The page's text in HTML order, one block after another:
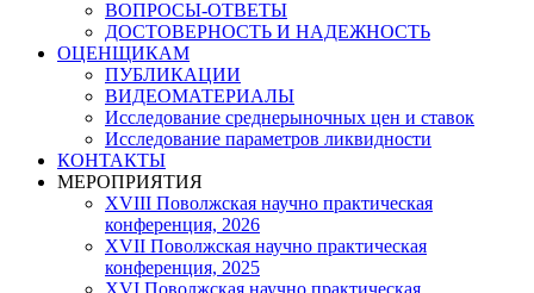
ВОПРОСЫ-ОТВЕТЫ
ДОСТОВЕРНОСТЬ И НАДЕЖНОСТЬ
ОЦЕНЩИКАМ
ПУБЛИКАЦИИ
ВИДЕОМАТЕРИАЛЫ
Исследование среднерыночных цен и ставок
Исследование параметров ликвидности
КОНТАКТЫ
МЕРОПРИЯТИЯ
XVIII Поволжская научно практическая
конференция, 2026
XVII Поволжская научно практическая
конференция, 2025
XVI Поволжская научно практическая